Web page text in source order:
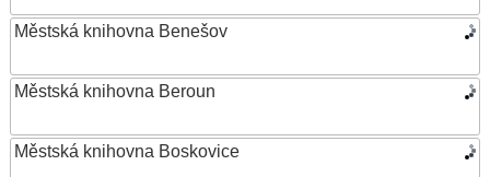
Městská knihovna Benešov
Městská knihovna Beroun
Městská knihovna Boskovice